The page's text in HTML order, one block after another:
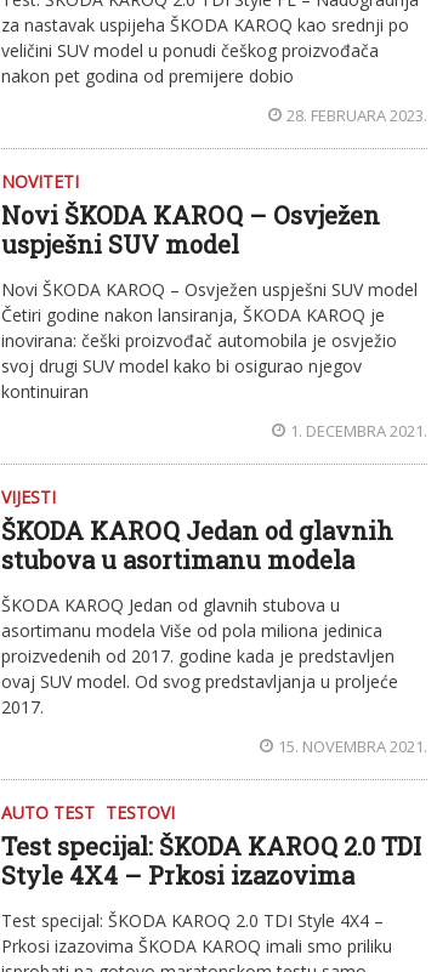
za nastavak uspijeha ŠKODA KAROQ kao srednji po
veličini SUV model u ponudi češkog proizvođača
nakon pet godina od premijere dobio
28. FEBRUARA 2023.
NOVITETI
Novi ŠKODA KAROQ – Osvježen
uspješni SUV model
Novi ŠKODA KAROQ – Osvježen uspješni SUV model
Četiri godine nakon lansiranja, ŠKODA KAROQ je
inovirana: češki proizvođač automobila je osvježio
svoj drugi SUV model kako bi osigurao njegov
kontinuiran
1. DECEMBRA 2021.
VIJESTI
ŠKODA KAROQ Jedan od glavnih
stubova u asortimanu modela
ŠKODA KAROQ Jedan od glavnih stubova u
asortimanu modela Više od pola miliona jedinica
proizvedenih od 2017. godine kada je predstavljen
ovaj SUV model. Od svog predstavljanja u proljeće
2017.
15. NOVEMBRA 2021.
AUTO TEST TESTOVI
Test specijal: ŠKODA KAROQ 2.0 TDI
Style 4X4 – Prkosi izazovima
Test specijal: ŠKODA KAROQ 2.0 TDI Style 4X4 –
Prkosi izazovima ŠKODA KAROQ imali smo priliku